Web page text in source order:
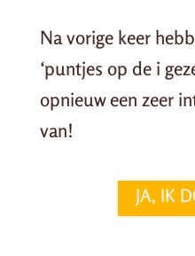
Na vorige keer
‘puntjes op de i
opnieuw een zeer
van!
JA, IK